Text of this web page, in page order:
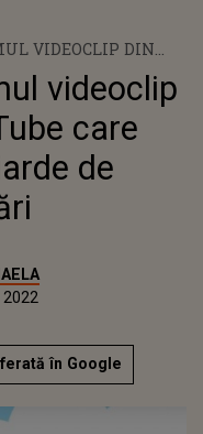
ATINGE 10
videoclip
care
de
în Google